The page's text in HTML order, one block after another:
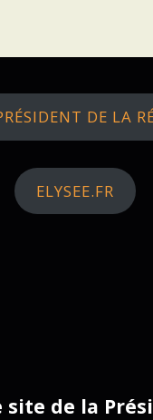
DE LA
ELYSEE.FR
site de la